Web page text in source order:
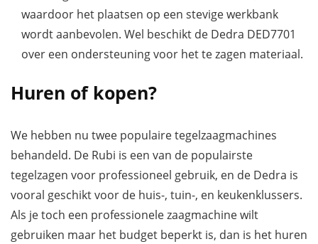
waardoor het plaatsen op een stevige werkbank
wordt aanbevolen. Wel beschikt de Dedra DED7701
over een ondersteuning voor het te zagen materiaal.
Huren of kopen?
We hebben nu twee populaire tegelzaagmachines
behandeld. De Rubi is een van de populairste
tegelzagen voor professioneel gebruik, en de Dedra is
vooral geschikt voor de huis-, tuin-, en keukenklussers.
Als je toch een professionele zaagmachine wilt
gebruiken maar het budget beperkt is, dan is het huren